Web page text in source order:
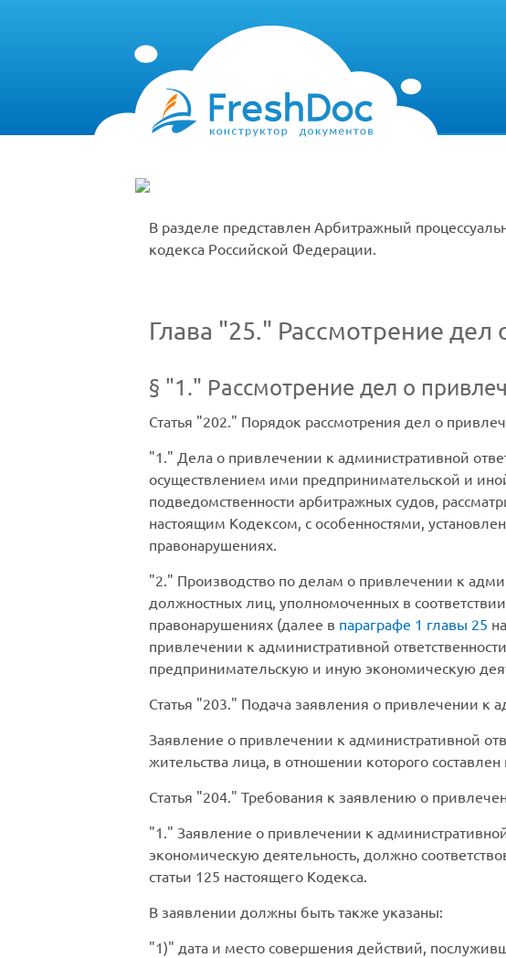
В разделе представлен Арбитражный
кодекса Российской Федерации.
Глава 25. Рассмотрение
§ 1. Рассмотрение дел о
Статья 202.
Порядок рассмотрения дел о
1.
Дела о привлечении к административной
осуществлением ими предпринимательской и
подведомственности арбитражных судов,
настоящим Кодексом, с особенностями,
правонарушениях.
2.
Производство по делам о привлечении к
должностных лиц, уполномоченных в
правонарушениях (далее в параграфе 1 главы 25
привлечении к административной
предпринимательскую и иную экономическую
Статья
203.
Подача заявления о привлечении к
Заявление о привлечении к административной
жительства лица, в отношении которого
Статья
204. Требования к заявлению о
1. Заявление о привлечении к
экономическую деятельность, должно
статьи 125 настоящего Кодекса.
В заявлении должны быть также указаны:
1)
дата и место совершения действий,